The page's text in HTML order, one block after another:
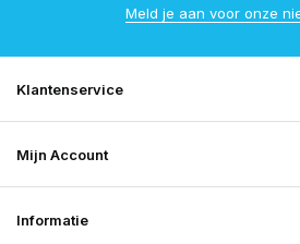
Meld je aan voor onze
Klantenservice
Mijn Account
Informatie